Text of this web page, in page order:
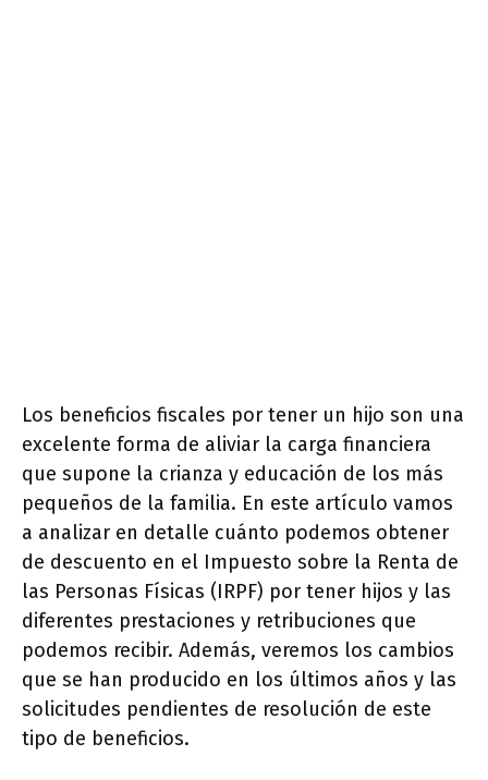
Los beneficios fiscales por tener un hijo son una
excelente forma de aliviar la carga financiera
que supone la crianza y educación de los más
pequeños de la familia. En este artículo vamos
a analizar en detalle cuánto podemos obtener
de descuento en el Impuesto sobre la Renta de
las Personas Físicas (IRPF) por tener hijos y las
diferentes prestaciones y retribuciones que
podemos recibir. Además, veremos los cambios
que se han producido en los últimos años y las
solicitudes pendientes de resolución de este
tipo de beneficios.